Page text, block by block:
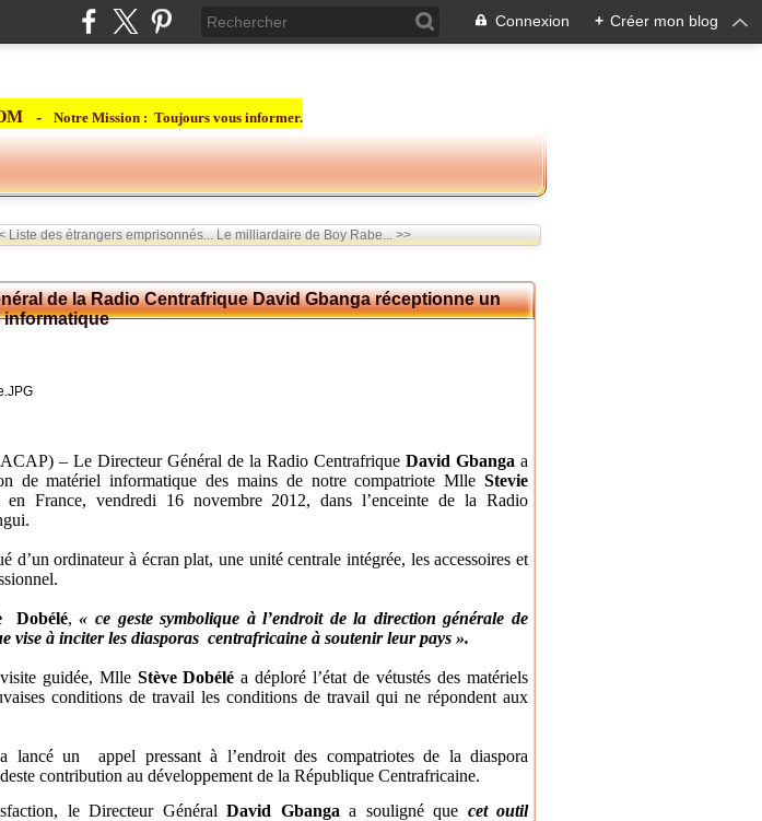
Connexion + Créer mon blog
- Notre Mission : Toujours vous informer.
Liste des étrangers emprisonnés... Le milliardaire de Boy Rabe... >>
de la Radio Centrafrique David Gbanga réceptionne un
informatique
– Le Directeur Général de la Radio Centrafrique David Gbanga a
de matériel informatique des mains de notre compatriote Mlle Stevie
en France, vendredi 16 novembre 2012, dans l’enceinte de la Radio
d’un ordinateur à écran plat, une unité centrale intégrée, les accessoires et
Dobélé,« ce geste symbolique à l’endroit de la direction générale de
vise à inciter les diasporas centrafricaine à soutenir leur pays ».
guidée, Mlle Stève Dobélé a déploré l’état de vétustés des matériels
conditions de travail les conditions de travail qui ne répondent aux
lancé un appel pressant à l’endroit des compatriotes de la diaspora
contribution au développement de la République Centrafricaine.
le Directeur Général David Gbanga a souligné que cet outil